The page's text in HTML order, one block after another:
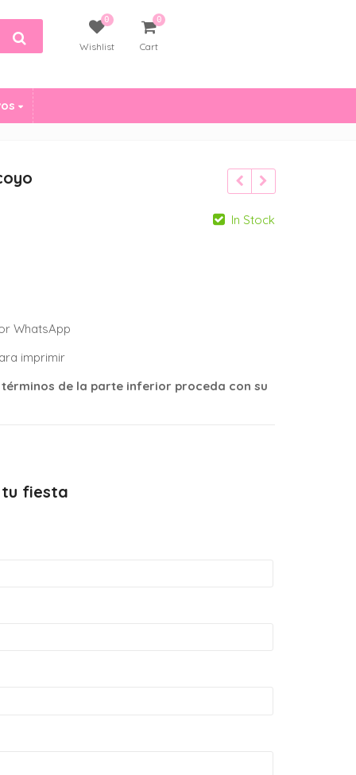
0
Wishlist
0
Cart
In Stock
WhatsApp
imprimir
de la parte inferior proceda con su
fiesta